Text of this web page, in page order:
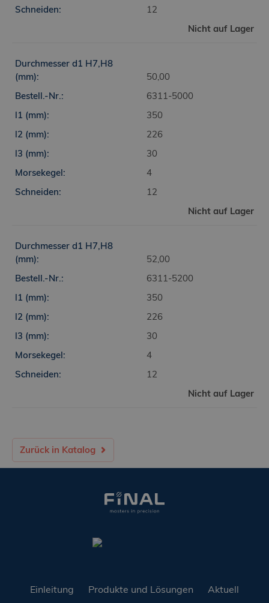
12
Nicht auf Lager
50,00
6311-5000
350
226
30
4
12
Nicht auf Lager
52,00
6311-5200
350
226
30
4
12
Nicht auf Lager
Zurück in Katalog
Einleitung Produkte und Lösungen Aktuell